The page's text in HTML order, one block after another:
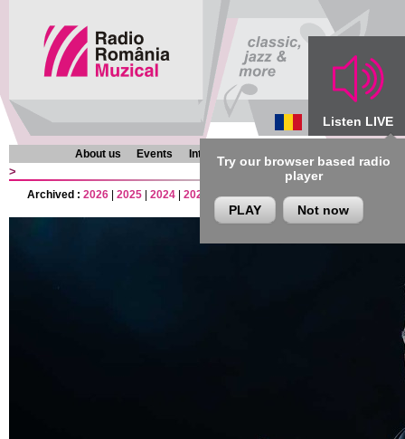
Listen LIVE
Try our browser based radio
player
PLAY Not now
About us Events Interviews Chronicles Programmes
>
Archived : 2026 2025 2024 2023 2022|2021 2020|2019|2018